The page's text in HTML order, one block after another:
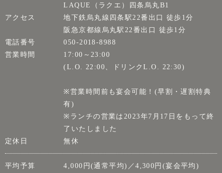
LAQUE（ラクエ）四条烏丸B1
アクセス
地下鉄烏丸線四条駅22番出口 徒歩1分
阪急京都線烏丸駅22番出口 徒歩1分
電話番号
050-2018-8988
営業時間
17:00～23:00
(L.O. 22:00、ドリンクL.O. 22:30)
※営業時間前も宴会可能！(早割・遅割特典
有)
※ランチの営業は2023年7月17日をもって終
了いたしました
定休日
無休
平均予算
4,000円(通常平均)／4,300円(宴会平均)